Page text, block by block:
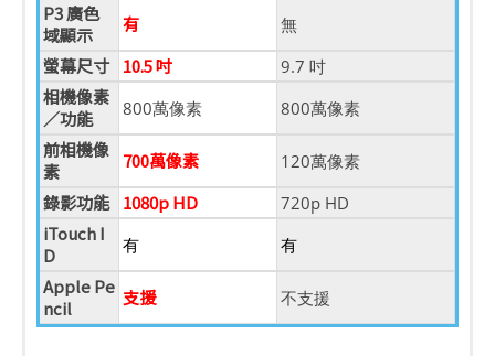
P3 廣色
域顯示
有 無
螢幕尺寸 10.5 吋 9.7 吋
相機像素
／功能
800萬像素 800萬像素
前相機像
素
700萬像素 120萬像素
錄影功能 1080p HD 720p HD
iTouch I
D
有 有
Apple Pe
ncil
支援 不支援